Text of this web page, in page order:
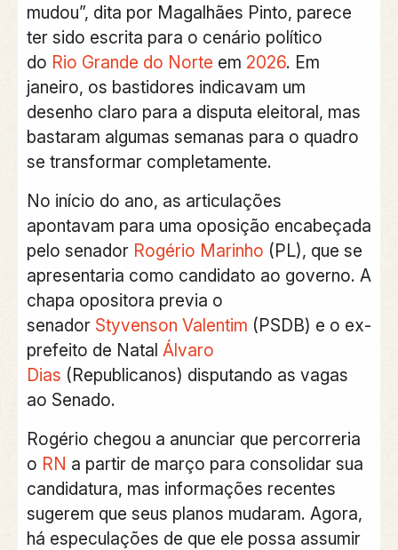
mudou”, dita por Magalhães Pinto, parece
ter sido escrita para o cenário político
do Rio Grande do Norte em 2026. Em
janeiro, os bastidores indicavam um
desenho claro para a disputa eleitoral, mas
bastaram algumas semanas para o quadro
se transformar completamente.
No início do ano, as articulações
apontavam para uma oposição encabeçada
pelo senador Rogério Marinho (PL), que se
apresentaria como candidato ao governo. A
chapa opositora previa o
senador Styvenson Valentim (PSDB) e o ex-
prefeito de Natal Álvaro
Dias (Republicanos) disputando as vagas
ao Senado.
Rogério chegou a anunciar que percorreria
o RN a partir de março para consolidar sua
candidatura, mas informações recentes
sugerem que seus planos mudaram. Agora,
há especulações de que ele possa assumir